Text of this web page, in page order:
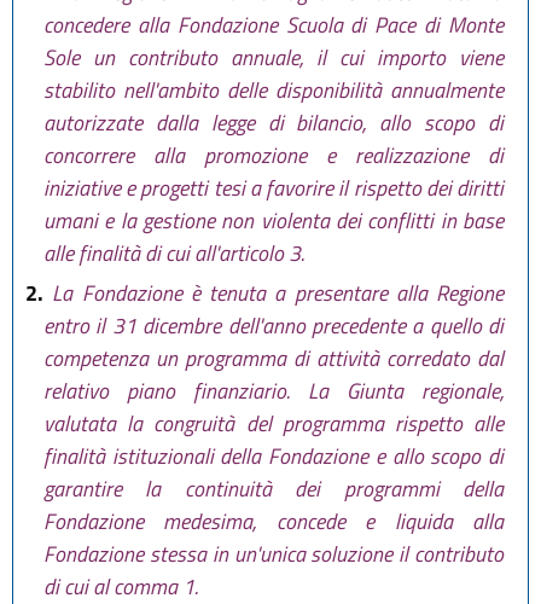
concedere alla Fondazione Scuola di Pace di Monte
Sole un contributo annuale, il cui importo viene
stabilito nell'ambito delle disponibilità annualmente
autorizzate dalla legge di bilancio, allo scopo di
concorrere alla promozione e realizzazione di
iniziative e progetti tesi a favorire il rispetto dei diritti
umani e la gestione non violenta dei conflitti in base
alle finalità di cui all'articolo 3.
2. La Fondazione è tenuta a presentare alla Regione
entro il 31 dicembre dell'anno precedente a quello di
competenza un programma di attività corredato dal
relativo piano finanziario. La Giunta regionale,
valutata la congruità del programma rispetto alle
finalità istituzionali della Fondazione e allo scopo di
garantire la continuità dei programmi della
Fondazione medesima, concede e liquida alla
Fondazione stessa in un'unica soluzione il contributo
di cui al comma 1.